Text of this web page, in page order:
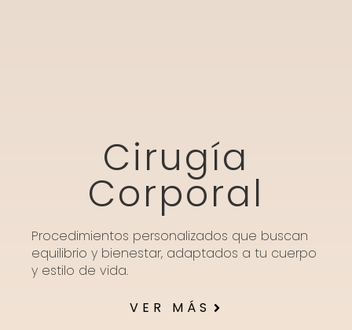
Cirugía
Corporal
Procedimientos personalizados que buscan
equilibrio y bienestar, adaptados a tu cuerpo
y estilo de vida.
VER MÁS